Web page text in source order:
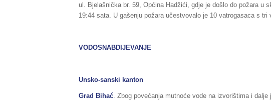
ul. Bjelašnička br. 59, Općina Hadžići, gdje je došlo do požara u
19:44 sata. U gašenju požara učestvovalo je 10 vatrogasaca s tri
VODOSNABDIJEVANJE
Unsko-sanski kanton
Grad Bihać. Zbog povećanja mutnoće vode na izvorištima i